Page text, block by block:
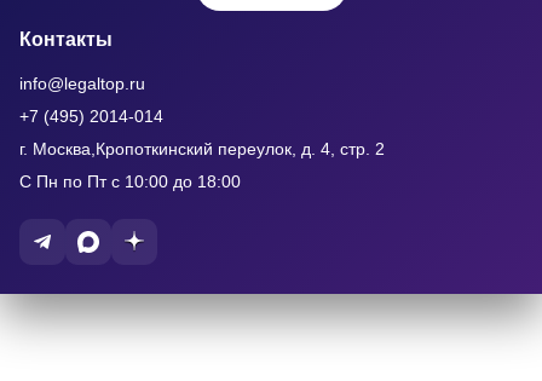
Контакты
info@legaltop.ru
+7 (495) 2014-014
г. Москва,Кропоткинский переулок, д. 4, стр. 2
С Пн по Пт с 10:00 до 18:00